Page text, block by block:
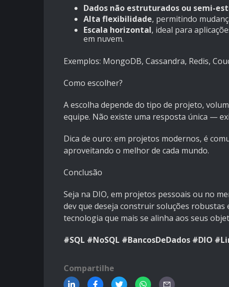
Dados não estruturados ou semi-
Alta flexibilidade, permitindo
Escala horizontal, ideal para
em nuvem.
Exemplos: MongoDB, Cassandra, Redis,
Como escolher?
A escolha depende do tipo de projeto,
equipe. Não existe uma resposta única —
Dica de ouro: em projetos modernos, é
aproveitando o melhor de cada mundo.
Conclusão
Seja na DIO, em projetos pessoais ou no
dev que deseja construir soluções robustas
tecnologia que mais se alinha aos seus
#SQL #NoSQL #BancosDeDados #DIO
Compartilhe